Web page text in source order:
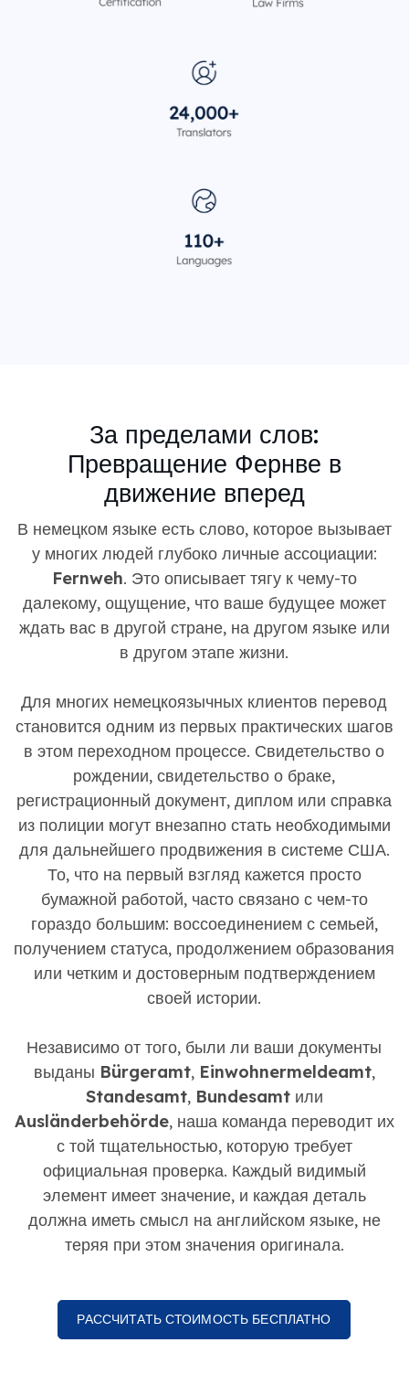
За пределами слов:
Превращение Фернве в
движение вперед
В немецком языке есть слово, которое вызывает
у многих людей глубоко личные ассоциации:
Fernweh. Это описывает тягу к чему-то
далекому, ощущение, что ваше будущее может
ждать вас в другой стране, на другом языке или
в другом этапе жизни.
Для многих немецкоязычных клиентов перевод
становится одним из первых практических шагов
в этом переходном процессе. Свидетельство о
рождении, свидетельство о браке,
регистрационный документ, диплом или справка
из полиции могут внезапно стать необходимыми
для дальнейшего продвижения в системе США.
То, что на первый взгляд кажется просто
бумажной работой, часто связано с чем-то
гораздо большим: воссоединением с семьей,
получением статуса, продолжением образования
или четким и достоверным подтверждением
своей истории.
Независимо от того, были ли ваши документы
выданы Bürgeramt, Einwohnermeldeamt,
Standesamt, Bundesamtили
Ausländerbehörde, наша команда переводит их
с той тщательностью, которую требует
официальная проверка. Каждый видимый
элемент имеет значение, и каждая деталь
должна иметь смысл на английском языке, не
теряя при этом значения оригинала.
РАССЧИТАТЬ СТОИМОСТЬ БЕСПЛАТНО